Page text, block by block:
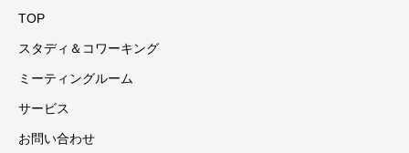
TOP
スタディ＆コワーキング
ミーティングルーム
サービス
お問い合わせ